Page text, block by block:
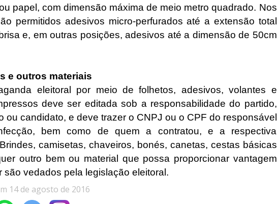
papel, com dimensão máxima de meio metro quadrado. Nos
permitidos adesivos micro-perfurados até a extensão total
e, em outras posições, adesivos até a dimensão de 50cm
e outros materiais
eleitoral por meio de folhetos, adesivos, volantes e
deve ser editada sob a responsabilidade do partido,
ou candidato, e deve trazer o CNPJ ou o CPF do responsável
bem como de quem a contratou, e a respectiva
camisetas, chaveiros, bonés, canetas, cestas básicas
outro bem ou material que possa proporcionar vantagem
são vedados pela legislação eleitoral.
14 de agosto de 2016